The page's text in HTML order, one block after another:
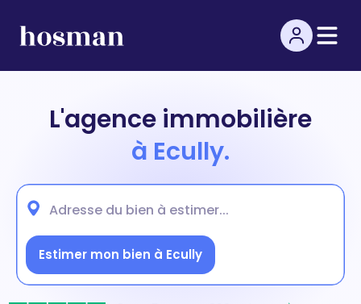
L'agence immobilière
à Ecully.
Estimer mon bien à Ecully